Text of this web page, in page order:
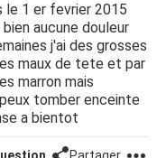
le 1 er fevrier 2015
aucune douleur
j'ai des grosses
maux de tete et par
marron mais
tomber enceinte
a bientot